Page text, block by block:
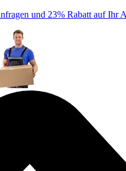
und 23% Rabatt auf